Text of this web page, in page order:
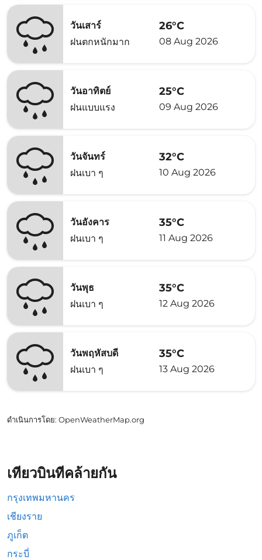
วันเสาร์
ฝนตกหนักมาก
26°C
08 Aug 2026
วันอาทิตย์
ฝนแบบแรง
25°C
09 Aug 2026
วันจันทร์
ฝนเบา ๆ
32°C
10 Aug 2026
วันอังคาร
ฝนเบา ๆ
35°C
11 Aug 2026
วันพุธ
ฝนเบา ๆ
35°C
12 Aug 2026
วันพฤหัสบดี
ฝนเบา ๆ
35°C
13 Aug 2026
ดำเนินการโดย: OpenWeatherMap.org
เที่ยวบินที่คล้ายกัน
กรุงเทพมหานคร
เชียงราย
ภูเก็ต
กระบี่